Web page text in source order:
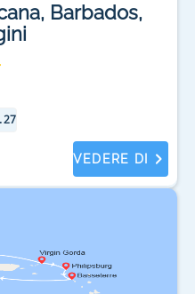
Barbados,
27
VEDERE DI